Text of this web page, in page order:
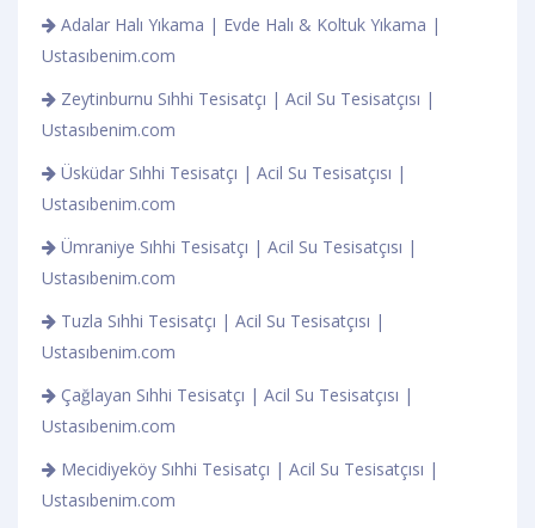
Adalar Halı Yıkama | Evde Halı & Koltuk Yıkama |
Ustasıbenim.com
Zeytinburnu Sıhhi Tesisatçı | Acil Su Tesisatçısı |
Ustasıbenim.com
Üsküdar Sıhhi Tesisatçı | Acil Su Tesisatçısı |
Ustasıbenim.com
Ümraniye Sıhhi Tesisatçı | Acil Su Tesisatçısı |
Ustasıbenim.com
Tuzla Sıhhi Tesisatçı | Acil Su Tesisatçısı |
Ustasıbenim.com
Çağlayan Sıhhi Tesisatçı | Acil Su Tesisatçısı |
Ustasıbenim.com
Mecidiyeköy Sıhhi Tesisatçı | Acil Su Tesisatçısı |
Ustasıbenim.com